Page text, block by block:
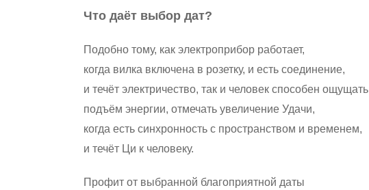
Что даёт выбор дат?
Подобно тому, как электроприбор работает,
когда вилка включена в розетку, и есть соединение,
и течёт электричество, так и человек способен ощущать
подъём энергии, отмечать увеличение Удачи,
когда есть синхронность с пространством и временем,
и течёт Ци к человеку.
Профит от выбранной благоприятной даты